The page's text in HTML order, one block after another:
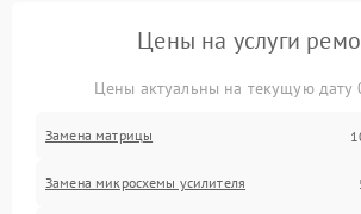
Цены на услуги
Цены актуальны на текущую дату
Замена матрицы
Замена микросхемы усилителя